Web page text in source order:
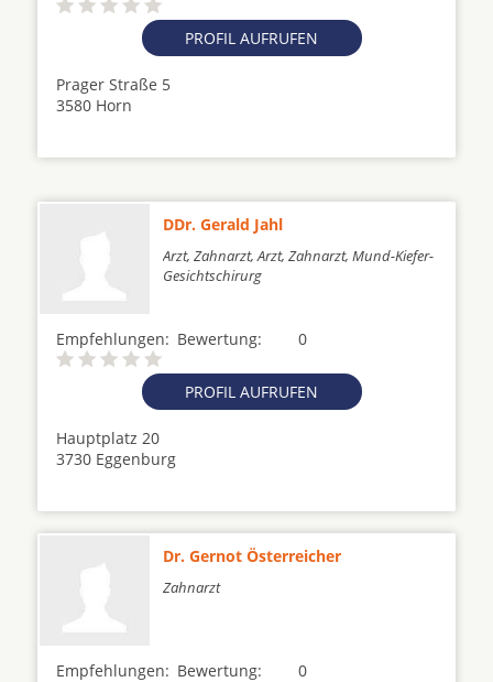
PROFIL AUFRUFEN
Prager Straße 5
3580 Horn
DDr. Gerald Jahl
Arzt, Zahnarzt, Arzt, Zahnarzt, Mund-Kiefer-
Gesichtschirurg
Empfehlungen: 0
Bewertung:
PROFIL AUFRUFEN
Hauptplatz 20
3730 Eggenburg
Dr. Gernot Österreicher
Zahnarzt
Empfehlungen: 0
Bewertung: